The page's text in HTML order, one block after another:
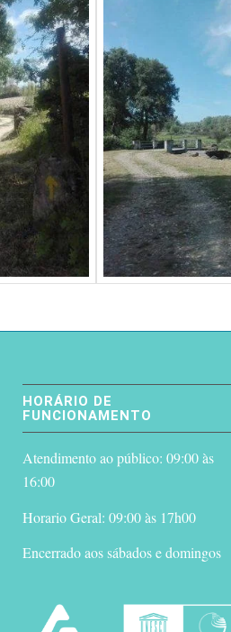
HORÁRIO DE
FUNCIONAMENTO
Atendimento ao público: 09:00 às
16:00
Horario Geral: 09:00 às 17h00
Encerrado aos sábados e domingos